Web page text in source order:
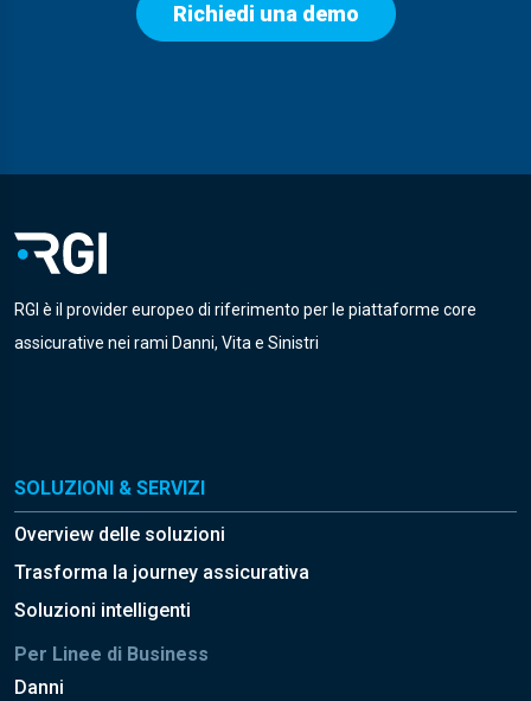
Richiedi una demo
RGI è il provider europeo di riferimento per le piattaforme core
assicurative nei rami Danni, Vita e Sinistri
SOLUZIONI & SERVIZI
Overview delle soluzioni
Trasforma la journey assicurativa
Soluzioni intelligenti
Per Linee di Business
Danni